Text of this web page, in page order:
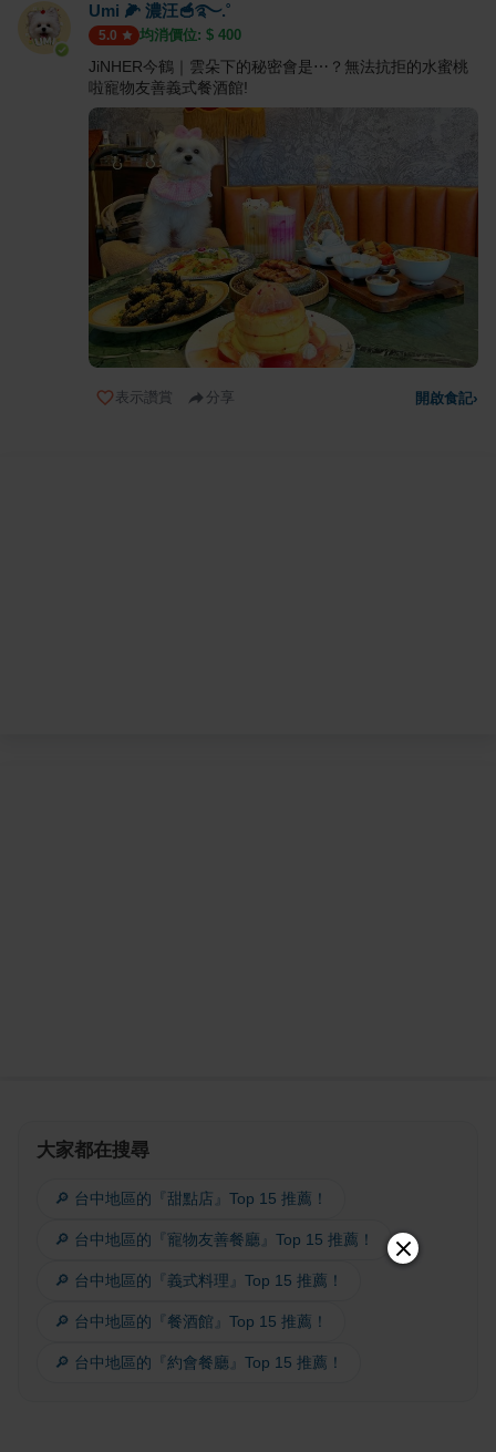
Umi 🌽 濃汪🥣࿐.˚
5.0 均消價位: $ 400
JiNHER今鶴｜雲朵下的秘密會是⋯？無法抗拒的水蜜桃
啦寵物友善義式餐酒館!
表示讚賞 分享 開啟食記›
大家都在搜尋
🔎 台中地區的『甜點店』Top 15 推薦！
🔎 台中地區的『寵物友善餐廳』Top 15 推薦！
🔎 台中地區的『義式料理』Top 15 推薦！
🔎 台中地區的『餐酒館』Top 15 推薦！
🔎 台中地區的『約會餐廳』Top 15 推薦！